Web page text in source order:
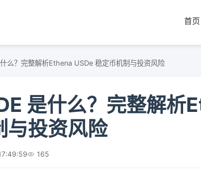
首页
么？完整解析Ethena USDe 稳定币机制与投资风险
是什么？完整解析
与投资风险
165